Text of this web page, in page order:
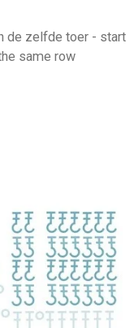
de zelfde toer - start
same row